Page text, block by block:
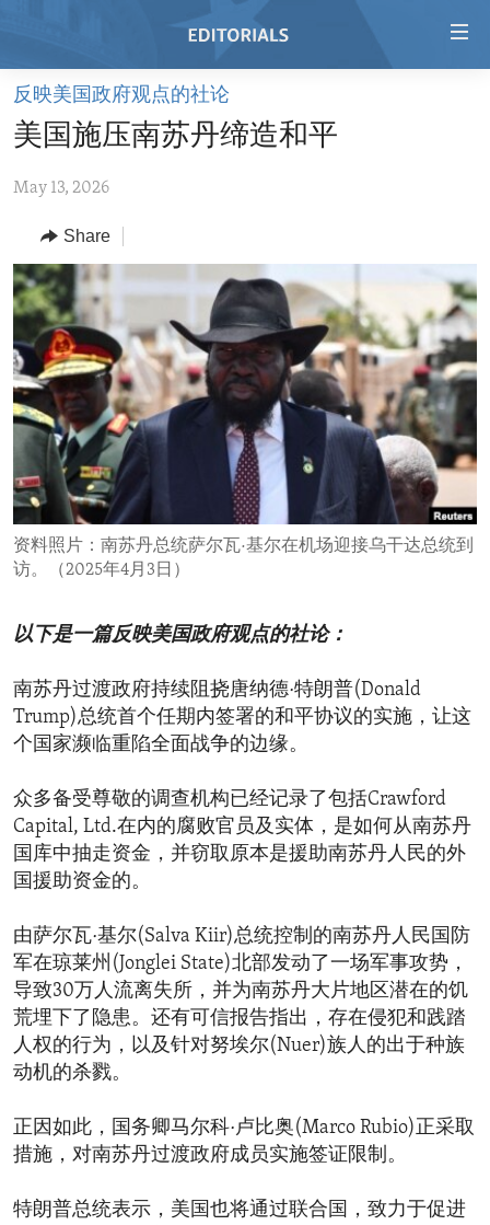
Skip
main
Skip
Navigation
Skip
Search
HOME
VIDEO
RADIO
REGIONS
AFRICA
AMERICAS
ASIA
EUROPE
MIDDLE EAST
TOPICS
HUMAN RIGHTS
SECURITY AND DEFENSE
AID AND DEVELOPMENT
DEMOCRACY AND GOVERNANCE
ECONOMY AND TRADE
ENVIRONMENT AND HEALTH
IDEALS AND INSTITUTIONS
ARCHIVE
ABOUT US
FOLLOW US
反映美国政府观点的社论
美国施压南苏丹缔造和平
May 13, 2026
Share
资料照片：南苏丹总统萨尔瓦·基尔在机场迎接乌干达总统到
访。（2025年4月3日）
以下是一篇反映美国政府观点的社论：
南苏丹过渡政府持续阻挠唐纳德·特朗普(Donald
Trump)总统首个任期内签署的和平协议的实施，让这
个国家濒临重陷全面战争的边缘。
众多备受尊敬的调查机构已经记录了包括Crawford
Capital, Ltd.在内的腐败官员及实体，是如何从南苏丹
国库中抽走资金，并窃取原本是援助南苏丹人民的外
国援助资金的。
由萨尔瓦·基尔(Salva Kiir)总统控制的南苏丹人民国防
军在琼莱州(Jonglei State)北部发动了一场军事攻势，
导致30万人流离失所，并为南苏丹大片地区潜在的饥
荒埋下了隐患。还有可信报告指出，存在侵犯和践踏
人权的行为，以及针对努埃尔(Nuer)族人的出于种族
动机的杀戮。
正因如此，国务卿马尔科·卢比奥(Marco Rubio)正采取
措施，对南苏丹过渡政府成员实施签证限制。
特朗普总统表示，美国也将通过联合国，致力于促进